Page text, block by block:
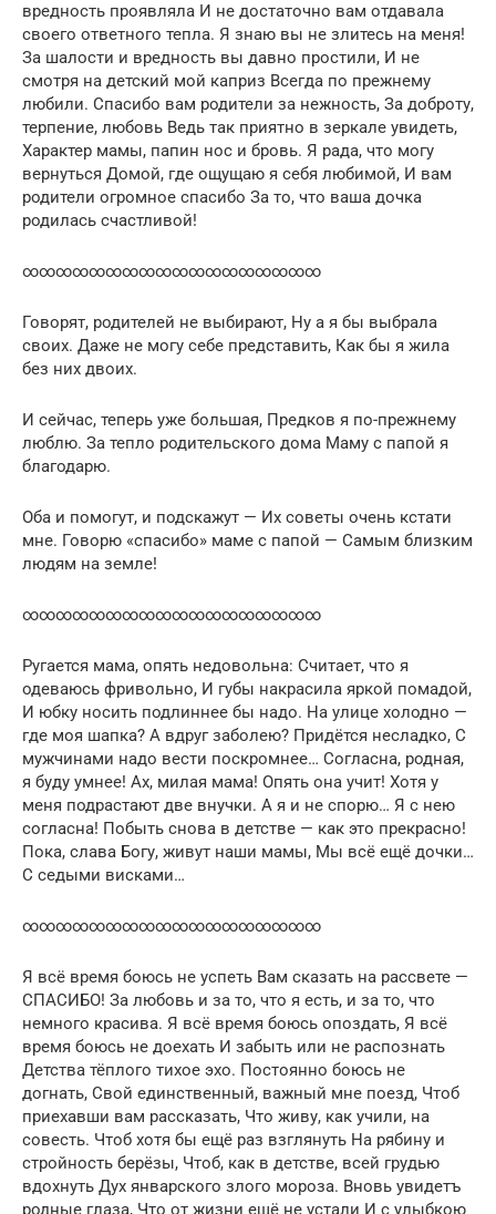
вредность проявляла И не достаточно вам отдавала
своего ответного тепла. Я знаю вы не злитесь на меня!
За шалости и вредность вы давно простили, И не
смотря на детский мой каприз Всегда по прежнему
любили. Спасибо вам родители за нежность, За доброту,
терпение, любовь Ведь так приятно в зеркале увидеть,
Характер мамы, папин нос и бровь. Я рада, что могу
вернуться Домой, где ощущаю я себя любимой, И вам
родители огромное спасибо За то, что ваша дочка
родилась счастливой!
∞∞∞∞∞∞∞∞∞∞∞∞∞∞∞∞∞∞
Говорят, родителей не выбирают, Ну а я бы выбрала
своих. Даже не могу себе представить, Как бы я жила
без них двоих.
И сейчас, теперь уже большая, Предков я по-прежнему
люблю. За тепло родительского дома Маму с папой я
благодарю.
Оба и помогут, и подскажут — Их советы очень кстати
мне. Говорю «спасибо» маме с папой — Самым близким
людям на земле!
∞∞∞∞∞∞∞∞∞∞∞∞∞∞∞∞∞∞
Ругается мама, опять недовольна: Считает, что я
одеваюсь фривольно, И губы накрасила яркой помадой,
И юбку носить подлиннее бы надо. На улице холодно —
где моя шапка? А вдруг заболею? Придётся несладко, С
мужчинами надо вести поскромнее… Согласна, родная,
я буду умнее! Ах, милая мама! Опять она учит! Хотя у
меня подрастают две внучки. А я и не спорю… Я с нею
согласна! Побыть снова в детстве — как это прекрасно!
Пока, слава Богу, живут наши мамы, Мы всё ещё дочки…
С седыми висками…
∞∞∞∞∞∞∞∞∞∞∞∞∞∞∞∞∞∞
Я всё время боюсь не успеть Вам сказать на рассвете —
СПАСИБО! За любовь и за то, что я есть, и за то, что
немного красива. Я всё время боюсь опоздать, Я всё
время боюсь не доехать И забыть или не распознать
Детства тёплого тихое эхо. Постоянно боюсь не
догнать, Свой единственный, важный мне поезд, Чтоб
приехавши вам рассказать, Что живу, как учили, на
совесть. Чтоб хотя бы ещё раз взглянуть На рябину и
стройность берёзы, Чтоб, как в детстве, всей грудью
вдохнуть Дух январского злого мороза. Вновь увидетъ
родные глаза, Что от жизни ещё не устали И с улыбкою